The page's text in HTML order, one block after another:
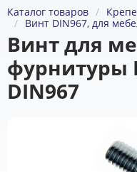
Каталог товаров
Винт DIN967, для
Винт для
фурнитуры
DIN967